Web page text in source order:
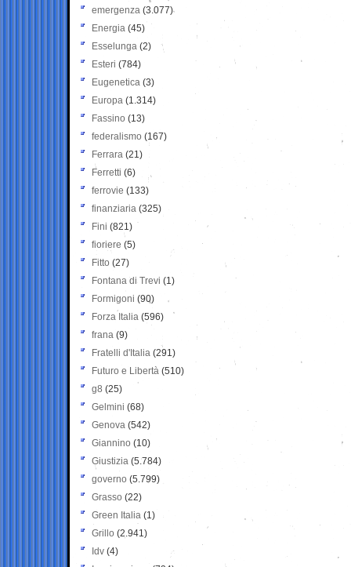
emergenza (3.077)
Energia (45)
Esselunga (2)
Esteri (784)
Eugenetica (3)
Europa (1.314)
Fassino (13)
federalismo (167)
Ferrara (21)
Ferretti (6)
ferrovie (133)
finanziaria (325)
Fini (821)
fioriere (5)
Fitto (27)
Fontana di Trevi (1)
Formigoni (90)
Forza Italia (596)
frana (9)
Fratelli d'Italia (291)
Futuro e Libertà (510)
g8 (25)
Gelmini (68)
Genova (542)
Giannino (10)
Giustizia (5.784)
governo (5.799)
Grasso (22)
Green Italia (1)
Grillo (2.941)
Idv (4)